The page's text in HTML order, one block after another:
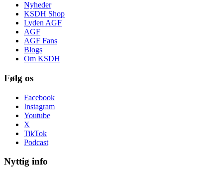
Nyheder
KSDH Shop
Lyden AGF
AGF
AGF Fans
Blogs
Om KSDH
Følg os
Facebook
Instagram
Youtube
X
TikTok
Podcast
Nyttig info